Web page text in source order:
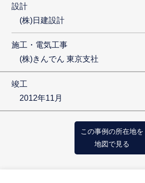
設計
(株)日建設計
施工・電気工事
(株)きんでん 東京支社
竣工
2012年11月
この事例の所在地を
地図で見る